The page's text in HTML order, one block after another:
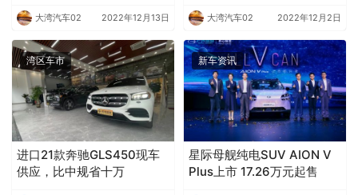
大湾汽车02 2022年12月13日 大湾汽车02 2022年12月2日
湾区车市
进口21款奔驰GLS450现车
供应，比中规省十万
新车资讯
星际母舰纯电SUV AION V
Plus上市 17.26万元起售